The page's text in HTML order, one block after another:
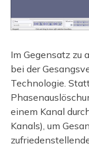
Im Gegensatz zu
bei der
Technologie.
einem Kanal
Kanals), um